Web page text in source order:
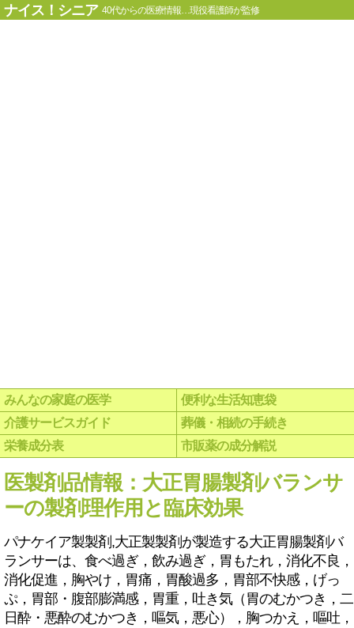
ナイス！シニア 40代からの医療情報…現役看護師が監修
みんなの家庭の医学
便利な生活知恵袋
介護サービスガイド
葬儀・相続の手続き
栄養成分表
市販薬の成分解説
医製剤品情報：大正胃腸製剤バランサ
ーの製剤理作用と臨床効果
パナケイア製製剤,大正製製剤が製造する大正胃腸製剤バ
ランサーは、食べ過ぎ，飲み過ぎ，胃もたれ，消化不良，
消化促進，胸やけ，胃痛，胃酸過多，胃部不快感，げっ
ぷ，胃部・腹部膨満感，胃重，吐き気（胃のむかつき，二
日酔・悪酔のむかつき，嘔気，悪心），胸つかえ，嘔吐，